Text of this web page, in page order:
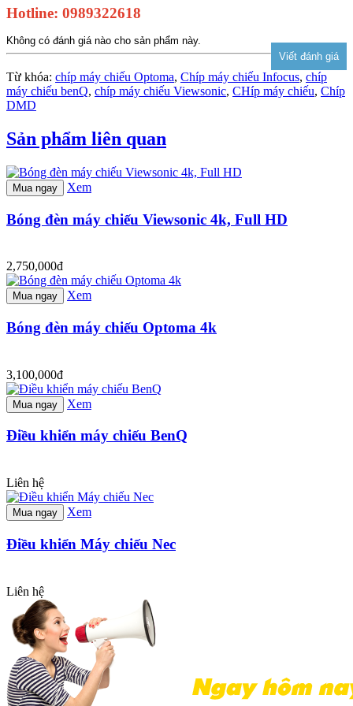
Hotline: 0989322618
Không có đánh giá nào cho sản phẩm này.
Từ khóa: chíp máy chiếu Optoma, Chíp máy chiếu Infocus, chíp
máy chiếu benQ, chíp máy chiếu Viewsonic, CHíp máy chiếu, Chíp
DMD
Sản phẩm liên quan
Mua ngay Xem
Bóng đèn máy chiếu Viewsonic 4k, Full HD
2,750,000đ
Mua ngay Xem
Bóng đèn máy chiếu Optoma 4k
3,100,000đ
Mua ngay Xem
Điều khiển máy chiếu BenQ
Liên hệ
Mua ngay Xem
Điều khiển Máy chiếu Nec
Liên hệ